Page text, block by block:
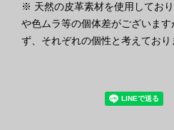
※ 天然の皮革素材を使用してお
や色ムラ等の個体差がございま
ず、それぞれの個性と考えており